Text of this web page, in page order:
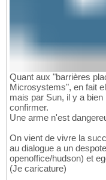
Quant aux "barrières
Microsystems", en fait
mais par Sun, il y a
confirmer.
Une arme n'est
On vient de vivre la
au dialogue a un
openoffice/hudson) et
(Je caricature)